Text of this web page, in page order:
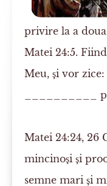
privire la a doua
Matei 24:5.
Meu, şi vor
__________
Matei 24:24, 26
mincinoşi şi
semne mari şi